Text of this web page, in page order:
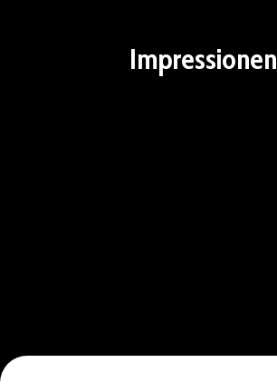
Impressionen